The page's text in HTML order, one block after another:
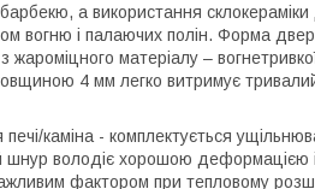
а використання склокераміки
вогню і палаючих полін. Форма
матеріалу –
4 мм легко витримує
каміна - комплектується
володіє хорошою деформацією і
фактором при тепловому